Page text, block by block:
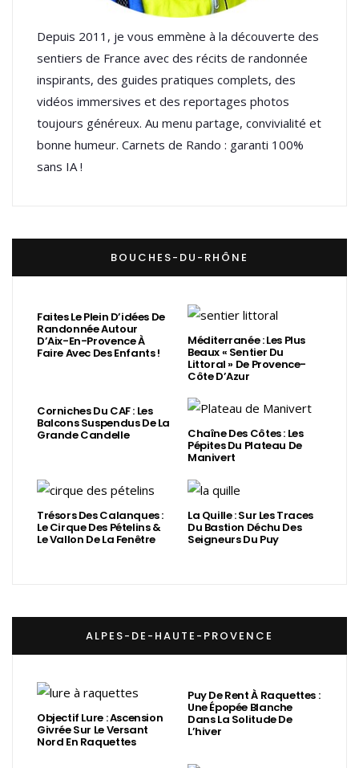
Depuis 2011, je vous emmène à la découverte des
sentiers de France avec des récits de randonnée
inspirants, des guides pratiques complets, des
vidéos immersives et des reportages photos
toujours généreux. Au menu partage, convivialité et
bonne humeur. Carnets de Rando : garanti 100%
sans IA !
BOUCHES-DU-RHÔNE
Faites Le Plein D’idées De
Randonnée Autour
D’Aix-En-Provence À
Faire Avec Des Enfants !
Méditerranée : Les Plus
Beaux « Sentier Du
Littoral » De Provence-
Côte D’Azur
Corniches Du CAF : Les
Balcons Suspendus De La
Grande Candelle Chaîne Des Côtes : Les
Pépites Du Plateau De
Manivert
Trésors Des Calanques :
Le Cirque Des Pételins &
Le Vallon De La Fenêtre
La Quille : Sur Les Traces
Du Bastion Déchu Des
Seigneurs Du Puy
ALPES-DE-HAUTE-PROVENCE
Objectif Lure : Ascension
Givrée Sur Le Versant
Nord En Raquettes
Puy De Rent À Raquettes :
Une Épopée Blanche
Dans La Solitude De
L’hiver